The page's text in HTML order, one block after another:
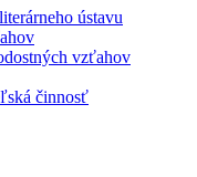
ústavu
vzťahov
činnosť